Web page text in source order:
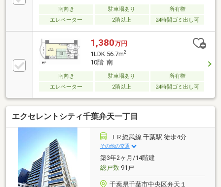
南向き 駐車場あり
所有権
エレベーター
2階以上 24時間ゴミ出し可
1,380万円
1LDK 56.7m2
10階 南
南向き 駐車場あり
所有権
エレベーター
2階以上 24時間ゴミ出し可
エクセレントシティ千葉弁天一丁目
ＪＲ総武線 千葉駅 徒歩4分
その他の交通
築3年2ヶ月/14階建
総戸数91戸
千葉県千葉市中央区弁天１